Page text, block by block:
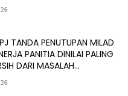
TANDA PENUTUPAN MILAD
PANITIA DINILAI PALING
DARI MASALAH